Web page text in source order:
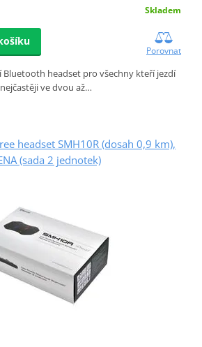
Skladem
Porovnat
Bluetooth headset pro všechny kteří jezdí
nejčastěji ve dvou až…
headset SMH10R (dosah 0,9 km),
(sada 2 jednotek)